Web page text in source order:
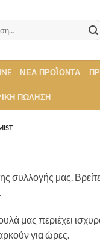
ΝΕΑ ΠΡΟΪΟΝΤΑ
ΠΏΛΗΣΗ
συλλογής μας.
μας περιέχει
για ώρες.